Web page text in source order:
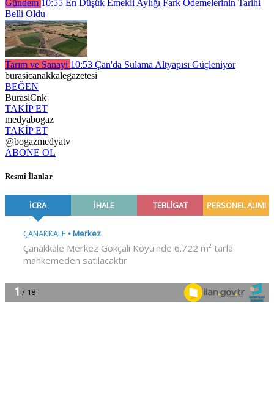
Gündem 10:55 En Düşük Emekli Aylığı Fark Ödemelerinin Tarihi
Belli Oldu
Tarım ve Sanayi 10:53 Çan'da Sulama Altyapısı Güçleniyor
burasicanakkalegazetesi
BEĞEN
BurasiCnk
TAKİP ET
medyabogaz
TAKİP ET
@bogazmedyatv
ABONE OL
Resmî İlanlar